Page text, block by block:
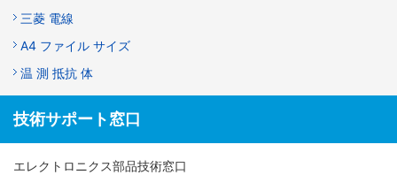
三菱 電線
A4 ファイル サイズ
温 測 抵抗 体
技術サポート窓口
エレクトロニクス部品技術窓口